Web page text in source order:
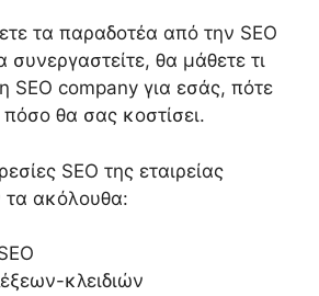
τα παραδοτέα από την SEO
συνεργαστείτε, θα μάθετε τι
SEO company για εσάς, πότε
θα σας κοστίσει.
SEO της εταιρείας
τα ακόλουθα:
κλειδιών